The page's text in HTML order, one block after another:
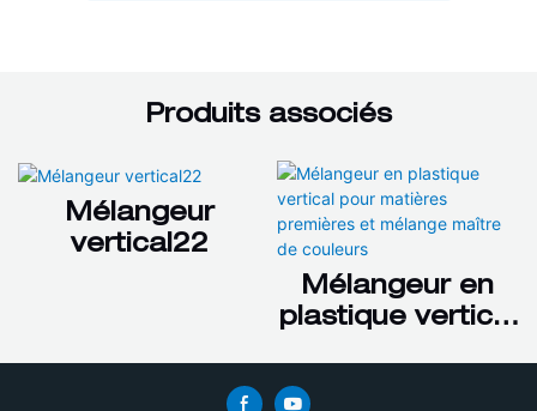
Produits associés
Mélangeur
vertical22
Mélangeur en
plastique vertical